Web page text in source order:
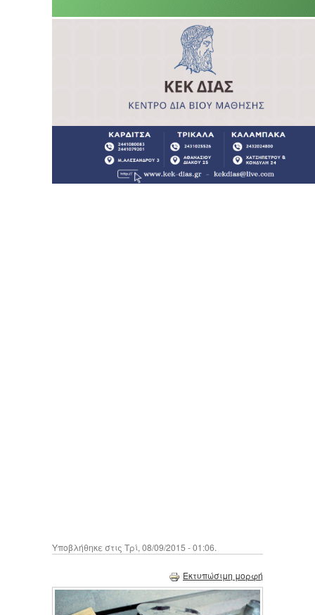
Υποβλήθηκε στις Τρί, 08/09/2015 - 01:06.
Εκτυπώσιμη μορφή